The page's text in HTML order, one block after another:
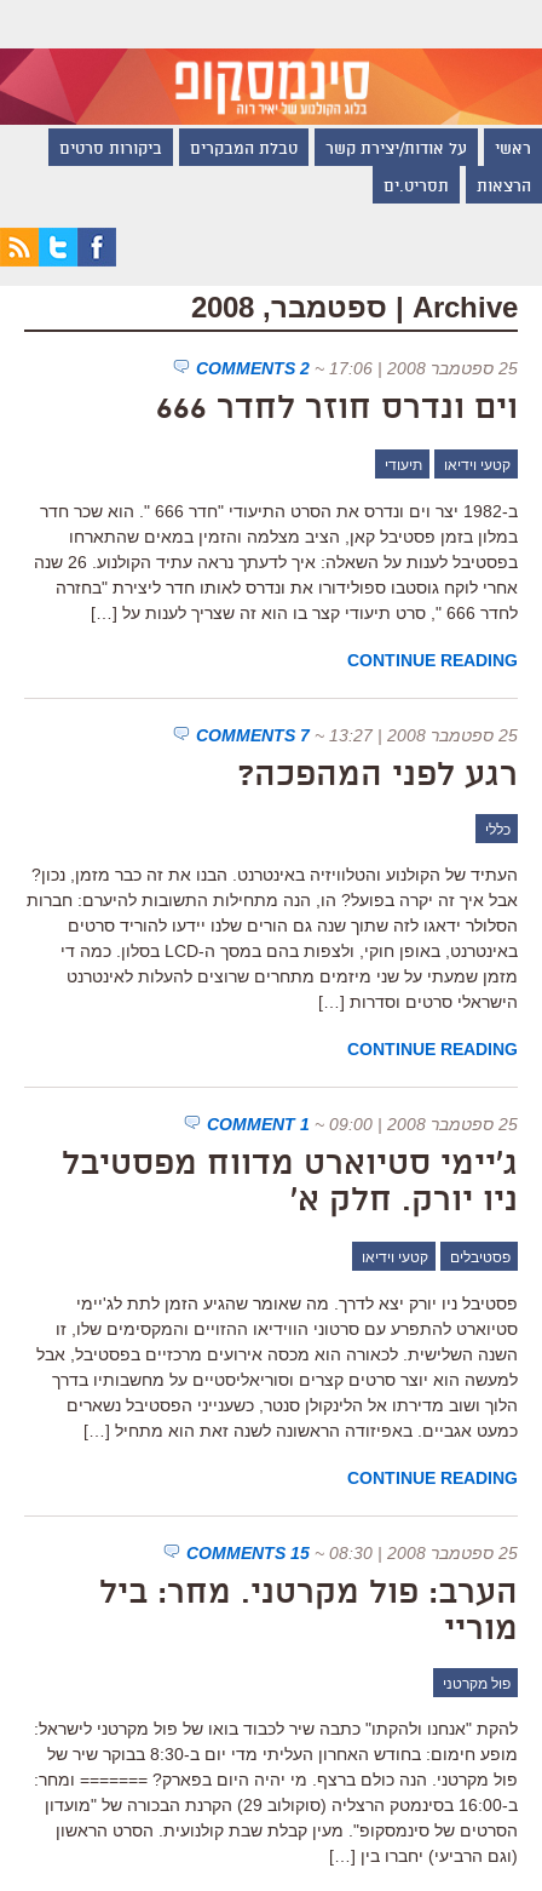
ראשי על אודות/יצירת קשר טבלת המבקרים ביקורות סרטים
הרצאות תסריט.ים
Archive | ספטמבר, 2008
25 ספטמבר 2008 | 17:06 ~
2 COMMENTS
וים ונדרס חוזר לחדר 666
קטעי וידיאו תיעודי
ב-1982 יצר וים ונדרס את הסרט התיעודי "חדר 666 ". הוא שכר חדר
במלון בזמן פסטיבל קאן, הציב מצלמה והזמין במאים שהתארחו
בפסטיבל לענות על השאלה: איך לדעתך נראה עתיד הקולנוע. 26 שנה
אחרי לוקח גוסטבו ספולידורו את ונדרס לאותו חדר ליצירת "בחזרה
לחדר 666 ", סרט תיעודי קצר בו הוא זה שצריך לענות על […]
CONTINUE READING
25 ספטמבר 2008 | 13:27 ~
7 COMMENTS
רגע לפני המהפכה?
כללי
העתיד של הקולנוע והטלוויזיה באינטרנט. הבנו את זה כבר מזמן, נכון?
אבל איך זה יקרה בפועל? הו, הנה מתחילות התשובות להיערם: חברות
הסלולר ידאגו לזה שתוך שנה גם הורים שלנו יידעו להוריד סרטים
באינטרנט, באופן חוקי, ולצפות בהם במסך ה-LCD בסלון. כמה די
מזמן שמעתי על שני מיזמים מתחרים שרוצים להעלות לאינטרנט
הישראלי סרטים וסדרות […]
CONTINUE READING
25 ספטמבר 2008 | 09:00 ~
1 COMMENT
ג'יימי סטיוארט מדווח מפסטיבל
ניו יורק. חלק א'
פסטיבלים קטעי וידיאו
פסטיבל ניו יורק יצא לדרך. מה שאומר שהגיע הזמן לתת לג'יימי
סטיוארט להתפרע עם סרטוני הווידיאו ההזויים והמקסימים שלו, זו
השנה השלישית. לכאורה הוא מכסה אירועים מרכזיים בפסטיבל, אבל
למעשה הוא יוצר סרטים קצרים וסוריאליסטיים על מחשבותיו בדרך
הלוך ושוב מדירתו אל הלינקולן סנטר, כשענייני הפסטיבל נשארים
כמעט אגביים. באפיזודה הראשונה לשנה זאת הוא מתחיל […]
CONTINUE READING
25 ספטמבר 2008 | 08:30 ~
15 COMMENTS
הערב: פול מקרטני. מחר: ביל
מוריי
פול מקרטני
להקת "אנחנו ולהקתו" כתבה שיר לכבוד בואו של פול מקרטני לישראל:
מופע חימום: בחודש האחרון העליתי מדי יום ב-8:30 בבוקר שיר של
פול מקרטני. הנה כולם ברצף. מי יהיה היום בפארק? ======= ומחר:
ב-16:00 בסינמטק הרצליה (סוקולוב 29) הקרנת הבכורה של "מועדון
הסרטים של סינמסקופ". מעין קבלת שבת קולנועית. הסרט הראשון
(וגם הרביעי) יחברו בין […]